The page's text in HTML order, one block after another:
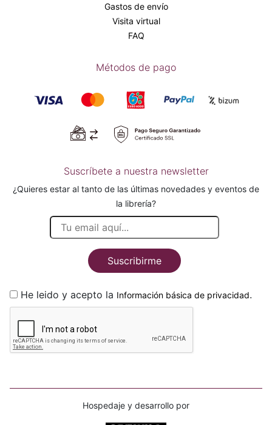
Gastos de envío
Visita virtual
FAQ
Métodos de pago
Suscríbete a nuestra newsletter
¿Quieres estar al tanto de las últimas novedades y eventos de
la librería?
Suscribirme
He leido y acepto la Información básica de privacidad.
Hospedaje y desarrollo por